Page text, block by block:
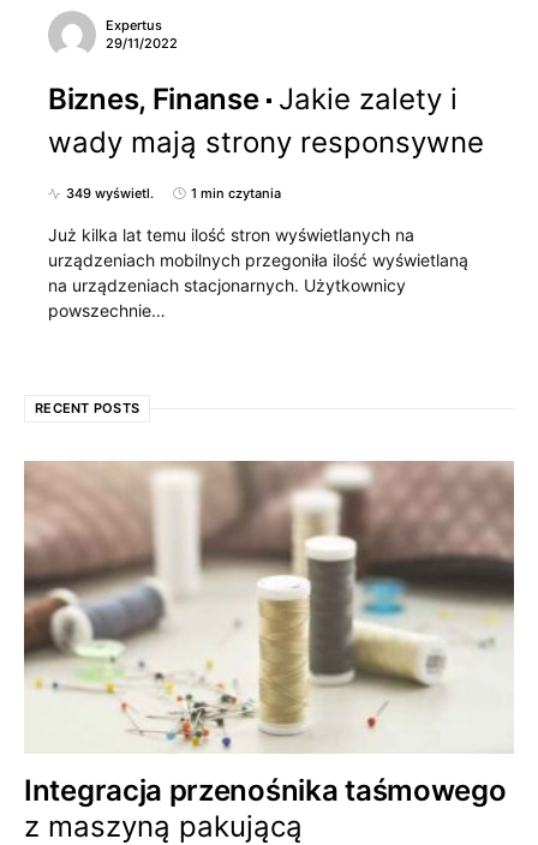
Expertus
29/11/2022
Biznes, Finanse
Jakie zalety i
wady mają strony responsywne
349 wyświetl. 1 min czytania
Już kilka lat temu ilość stron wyświetlanych na
urządzeniach mobilnych przegoniła ilość wyświetlaną
na urządzeniach stacjonarnych. Użytkownicy
powszechnie…
RECENT POSTS
Integracja przenośnika taśmowego
z maszyną pakującą